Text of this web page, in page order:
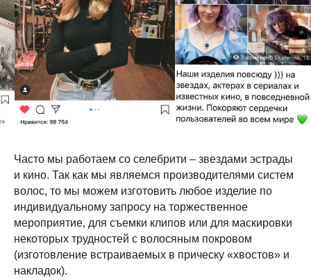
Часто мы работаем со селебрити – звездами эстрады
и кино. Так как мы являемся производителями систем
волос, то мы можем изготовить любое изделие по
индивидуальному запросу на торжественное
мероприятие, для съемки клипов или для маскировки
некоторых трудностей с волосяным покровом
(изготовление встраиваемых в прическу «хвостов» и
накладок).